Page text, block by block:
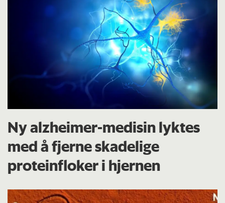
Ny alzheimer-medisin lyktes
med å fjerne skadelige
proteinfloker i hjernen